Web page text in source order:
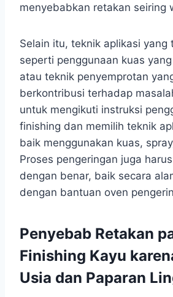
menyebabkan retakan seiring
Selain itu, teknik aplikasi yang
seperti penggunaan kuas
atau teknik penyemprotan
berkontribusi terhadap
untuk mengikuti instruksi
finishing dan memilih teknik
baik menggunakan kuas,
Proses pengeringan juga
dengan benar, baik secara
dengan bantuan oven
Penyebab Retakan
Finishing Kayu
Usia dan Paparan